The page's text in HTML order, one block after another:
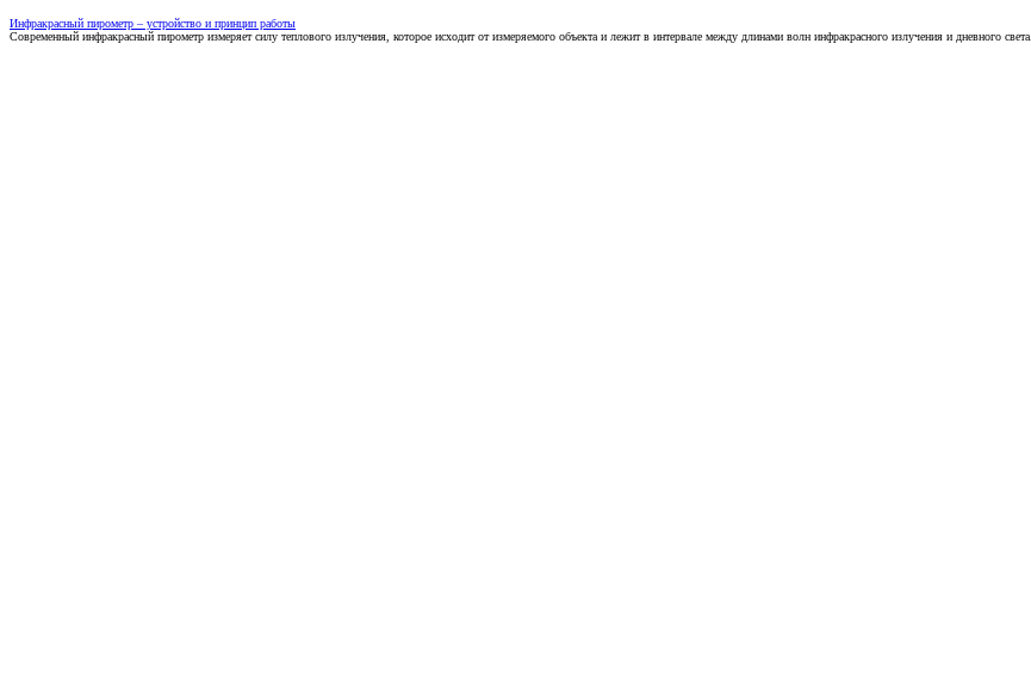
Инфракрасный пирометр – устройство и принцип работы
Современный инфракрасный пирометр измеряет силу теплового излучения, которое исходит от измеряемого объекта и лежит в интервале между длинами волн инфракрасного излучения и дневного света.